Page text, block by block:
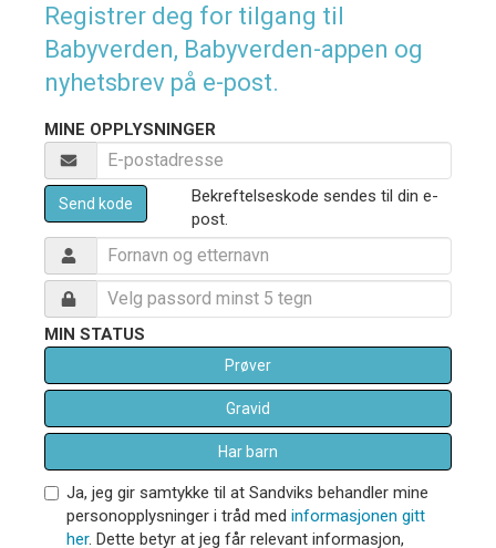
Registrer deg for tilgang til
Babyverden, Babyverden-appen og
nyhetsbrev på e-post.
MINE OPPLYSNINGER
Send kode
Bekreftelseskode sendes til din e-
post.
MIN STATUS
Prøver
Gravid
Har barn
Ja, jeg gir samtykke til at Sandviks behandler mine
personopplysninger i tråd med informasjonen gitt
her. Dette betyr at jeg får relevant informasjon,